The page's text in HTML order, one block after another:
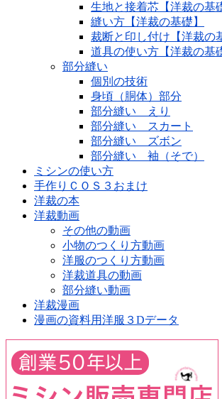
生地と接着芯【洋裁の基
縫い方【洋裁の基礎】
裁断と印し付け【洋裁の
道具の使い方【洋裁の基
部分縫い
個別の技術
身頃（胴体）部分
部分縫い えり
部分縫い スカート
部分縫い ズボン
部分縫い 袖（そで）
ミシンの使い方
手作りＣＯＳ３おまけ
洋裁の本
洋裁動画
その他の動画
小物のつくり方動画
洋服のつくり方動画
洋裁道具の動画
部分縫い動画
洋裁漫画
漫画の資料用洋服３Dデータ